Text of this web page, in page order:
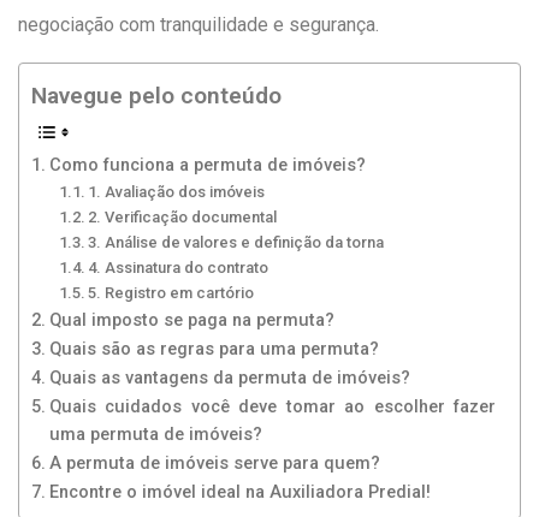
negociação com tranquilidade e segurança.
Navegue pelo conteúdo
Como funciona a permuta de imóveis?
1. Avaliação dos imóveis
2. Verificação documental
3. Análise de valores e definição da torna
4. Assinatura do contrato
5. Registro em cartório
Qual imposto se paga na permuta?
Quais são as regras para uma permuta?
Quais as vantagens da permuta de imóveis?
Quais cuidados você deve tomar ao escolher fazer
uma permuta de imóveis?
A permuta de imóveis serve para quem?
Encontre o imóvel ideal na Auxiliadora Predial!